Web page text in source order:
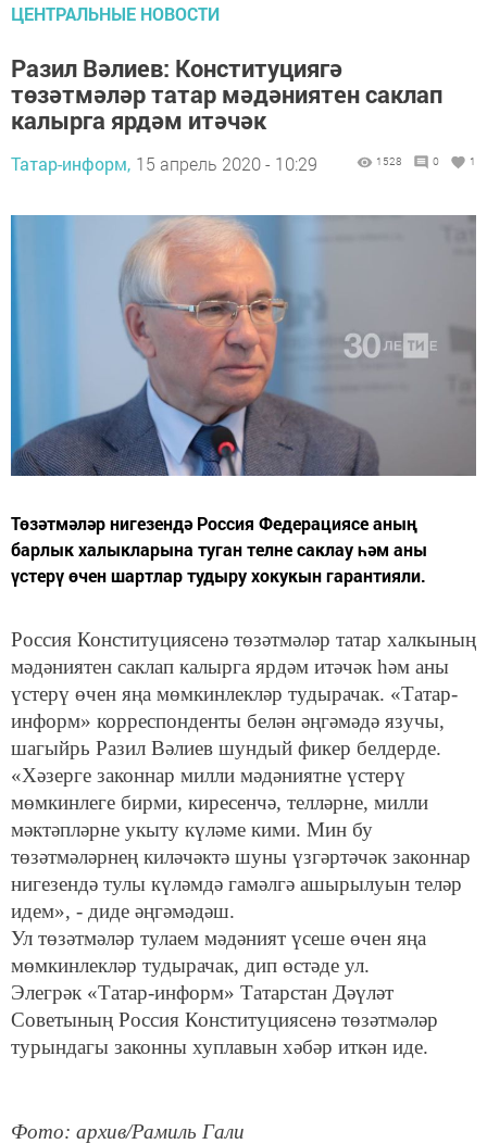
ЦЕНТРАЛЬНЫЕ НОВОСТИ
Разил Вәлиев: Конституциягә
төзәтмәләр татар мәдәниятен саклап
калырга ярдәм итәчәк
Татар-информ, 15 апрель 2020 - 10:29 1528 0 1
Төзәтмәләр нигезендә Россия Федерациясе аның
барлык халыкларына туган телне саклау һәм аны
үстерү өчен шартлар тудыру хокукын гарантияли.
Россия Конституциясенә төзәтмәләр татар халкының
мәдәниятен саклап калырга ярдәм итәчәк һәм аны
үстерү өчен яңа мөмкинлекләр тудырачак. «Татар-
информ» корреспонденты белән әңгәмәдә язучы,
шагыйрь Разил Вәлиев шундый фикер белдерде.
«Хәзерге законнар милли мәдәниятне үстерү
мөмкинлеге бирми, киресенчә, телләрне, милли
мәктәпләрне укыту күләме кими. Мин бу
төзәтмәләрнең киләчәктә шуны үзгәртәчәк законнар
нигезендә тулы күләмдә гамәлгә ашырылуын теләр
идем», - диде әңгәмәдәш.
Ул төзәтмәләр тулаем мәдәният үсеше өчен яңа
мөмкинлекләр тудырачак, дип өстәде ул.
Элегрәк «Татар-информ» Татарстан Дәүләт
Советының Россия Конституциясенә төзәтмәләр
турындагы законны хуплавын хәбәр иткән иде.
Фото: архив/Рамиль Гали